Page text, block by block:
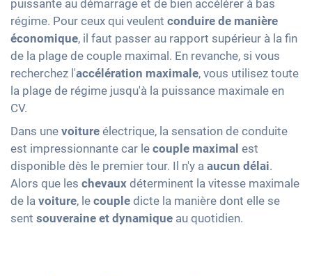
puissante au démarrage et de bien accélérer à bas
régime. Pour ceux qui veulent conduire de manière
économique, il faut passer au rapport supérieur à la fin
de la plage de couple maximal. En revanche, si vous
recherchez l'accélération maximale, vous utilisez toute
la plage de régime jusqu'à la puissance maximale en
CV.
Dans une voiture électrique, la sensation de conduite
est impressionnante car le couple maximal est
disponible dès le premier tour. Il n'y a aucun délai.
Alors que les chevaux déterminent la vitesse maximale
de la voiture, le couple dicte la manière dont elle se
sent souveraine et dynamique au quotidien.